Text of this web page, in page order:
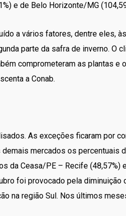
e de Belo Horizonte/MG
a vários fatores, dentre eles,
parte da safra de inverno. O
comprometeram as plantas e
a Conab.
As exceções ficaram por
demais mercados os percentuais
da Ceasa/PE – Recife (48,57%)
foi provocado pela diminuição
na região Sul. Nos últimos